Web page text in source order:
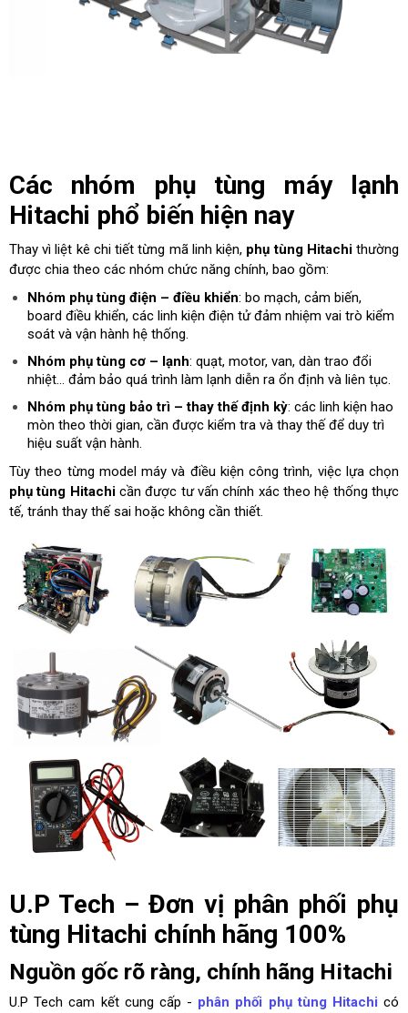
Các nhóm phụ tùng máy lạnh
Hitachi phổ biến hiện nay
Thay vì liệt kê chi tiết từng mã linh kiện, phụ tùng Hitachithường
được chia theo các nhóm chức năng chính, bao gồm:
Nhóm phụ tùng điện – điều khiển: bo mạch, cảm biến,
board điều khiển, các linh kiện điện tử đảm nhiệm vai trò kiểm
soát và vận hành hệ thống.
Nhóm phụ tùng cơ – lạnh: quạt, motor, van, dàn trao đổi
nhiệt… đảm bảo quá trình làm lạnh diễn ra ổn định và liên tục.
Nhóm phụ tùng bảo trì – thay thế định kỳ: các linh kiện hao
mòn theo thời gian, cần được kiểm tra và thay thế để duy trì
hiệu suất vận hành.
Tùy theo từng model máy và điều kiện công trình, việc lựa chọn
phụ tùng Hitachicần được tư vấn chính xác theo hệ thống thực
tế, tránh thay thế sai hoặc không cần thiết.
U.P Tech – Đơn vị phân phối phụ
tùng Hitachi chính hãng 100%
Nguồn gốc rõ ràng, chính hãng Hitachi
U.P Tech cam kết cung cấp - phân phối phụ tùng Hitachi có